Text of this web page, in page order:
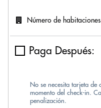
Número de habitaciones
Paga Después:
No se necesita tarjeta
momento del check-in.
penalización.